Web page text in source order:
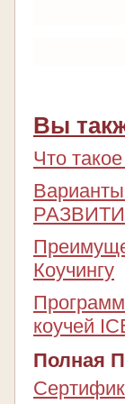
Вы
Что
Коучингу
коучей
Полная